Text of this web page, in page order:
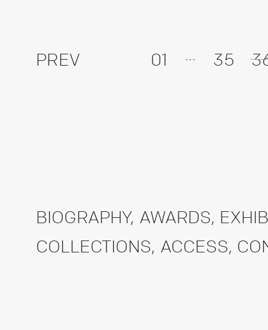
PREV 01 ... 35
BIOGRAPHY, AWARDS,
COLLECTIONS, ACCESS,